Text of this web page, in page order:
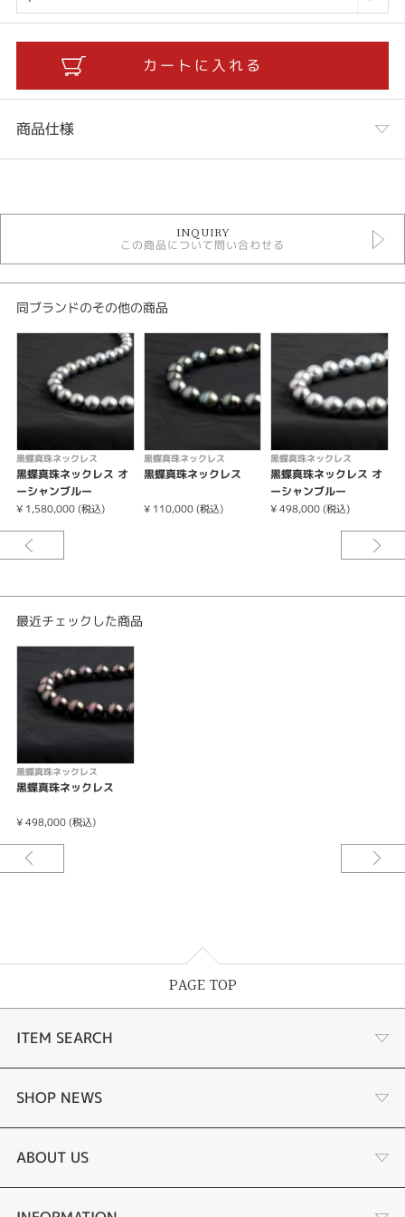
商品仕様
黒蝶真珠ネックレス
あこや真珠ネックレス
自分へのご褒美
紹介文
長さ：全長44cm
鑑別書：真珠科学研究所
商品詳細：オーロラピーコックの色合いが美しい黒蝶真珠ネックレス。連が
美しく見える真円に近いラウンドの連相が魅力。
INQUIRY
この商品について問い合わせる
同ブランドのその他の商品
黒蝶真珠ネックレス
黒蝶真珠ネックレス オ
ーシャンブルー
¥ 1,580,000 (税込)
黒蝶真珠ネックレス
黒蝶真珠ネックレス
¥ 110,000 (税込)
黒蝶真珠ネックレス
黒蝶真珠ネックレス オ
ーシャンブルー
¥ 498,000 (税込)
最近チェックした商品
黒蝶真珠ネックレス
黒蝶真珠ネックレス
¥ 498,000 (税込)
PAGE TOP
ITEM SEARCH
あこや真珠
黒蝶真珠
時計
SHOP NEWS
個性溢れる色石の魅力
YouTube ルシルケイチャンネル
ABOUT US